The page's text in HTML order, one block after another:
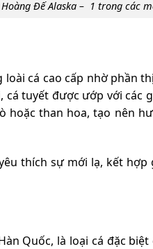
Hoàng Đế Alaska – 1 trong các
cá cao cấp nhờ phần
cá tuyết được ướp với
than hoa, tạo nên
thích sự mới lạ, kết
Quốc, là loại cá đặc